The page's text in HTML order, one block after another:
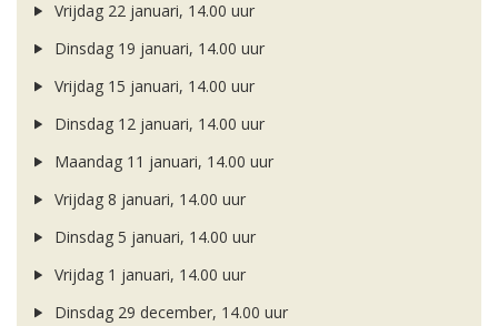
Vrijdag 22 januari, 14.00 uur
Dinsdag 19 januari, 14.00 uur
Vrijdag 15 januari, 14.00 uur
Dinsdag 12 januari, 14.00 uur
Maandag 11 januari, 14.00 uur
Vrijdag 8 januari, 14.00 uur
Dinsdag 5 januari, 14.00 uur
Vrijdag 1 januari, 14.00 uur
Dinsdag 29 december, 14.00 uur